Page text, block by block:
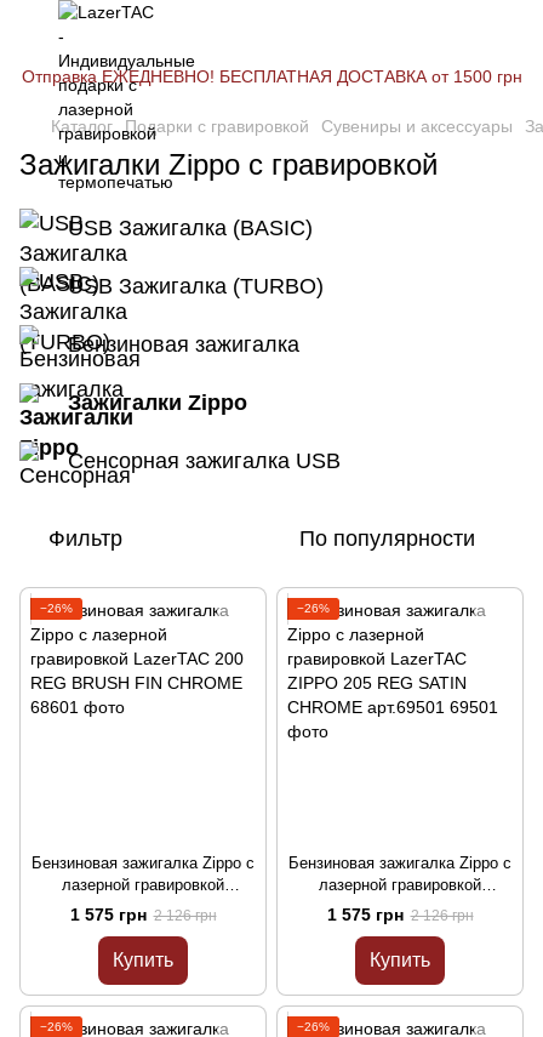
Отправка ЕЖЕДНЕВНО! БЕСПЛАТНАЯ ДОСТАВКА от 1500 грн
Каталог Подарки с гравировкой Сувениры и аксессуары
Зажигалки Zippo с гравировкой
USB Зажигалка (BASIC)
USB Зажигалка (TURBO)
Бензиновая зажигалка
Зажигалки Zippo
Сенсорная зажигалка USB
Фильтр По популярности
−26%
Бензиновая зажигалка Zippo с
лазерной гравировкой
LazerTAC 200 REG BRUSH
FIN CHROME
1 575 грн 2 126 грн
Купить
−26%
Бензиновая зажигалка Zippo с
лазерной гравировкой
LazerTAC ZIPPO 205 REG
SATIN CHROME арт.69501
1 575 грн 2 126 грн
Купить
−26% −26%